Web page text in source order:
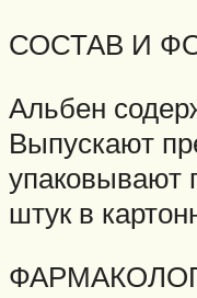
СОСТАВ И
Альбен
Выпускают
упаковывают
штук в